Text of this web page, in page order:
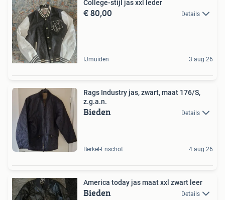
College-stijl jas xxl leder
€ 80,00 Details
IJmuiden 3 aug 26
Rags Industry jas, zwart, maat 176/S,
z.g.a.n.
Bieden Details
Berkel-Enschot 4 aug 26
America today jas maat xxl zwart leer
Bieden Details